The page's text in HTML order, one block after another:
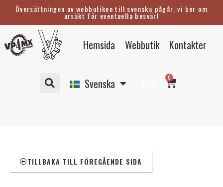
Hoppa
innehåll
Översättningen av webbutiken till svenska pågår, vi ber om
ursäkt för eventuella besvär!
Hemsida Webbutik Kontakter
Svenska
English
Deutsch
0
Varukorg
TILLBAKA TILL FÖREGÅENDE SIDA